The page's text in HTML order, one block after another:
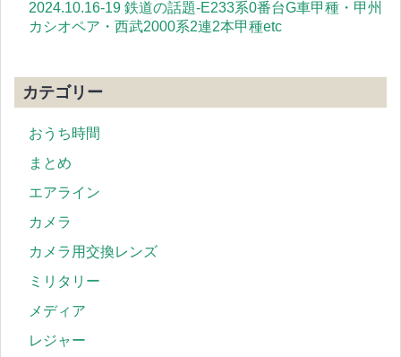
2024.10.16-19 鉄道の話題-E233系0番台G車甲種・甲州
カシオペア・西武2000系2連2本甲種etc
カテゴリー
おうち時間
まとめ
エアライン
カメラ
カメラ用交換レンズ
ミリタリー
メディア
レジャー